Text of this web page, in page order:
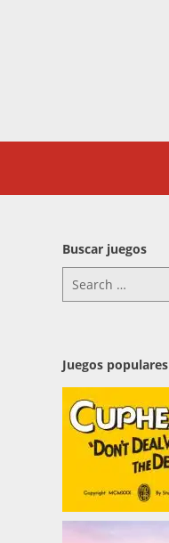
Buscar juegos
for:
Juegos populares